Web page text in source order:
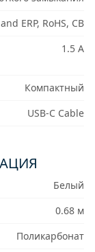
ERP, RoHS, CB
1.5 А
Компактный
USB-C Cable
Белый
0.68 м
Поликарбонат